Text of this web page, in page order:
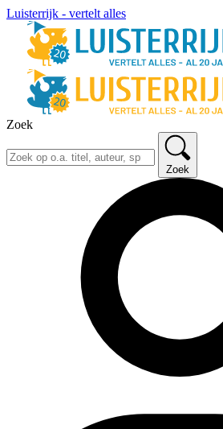
Luisterrijk - vertelt alles
Zoek
Zoek